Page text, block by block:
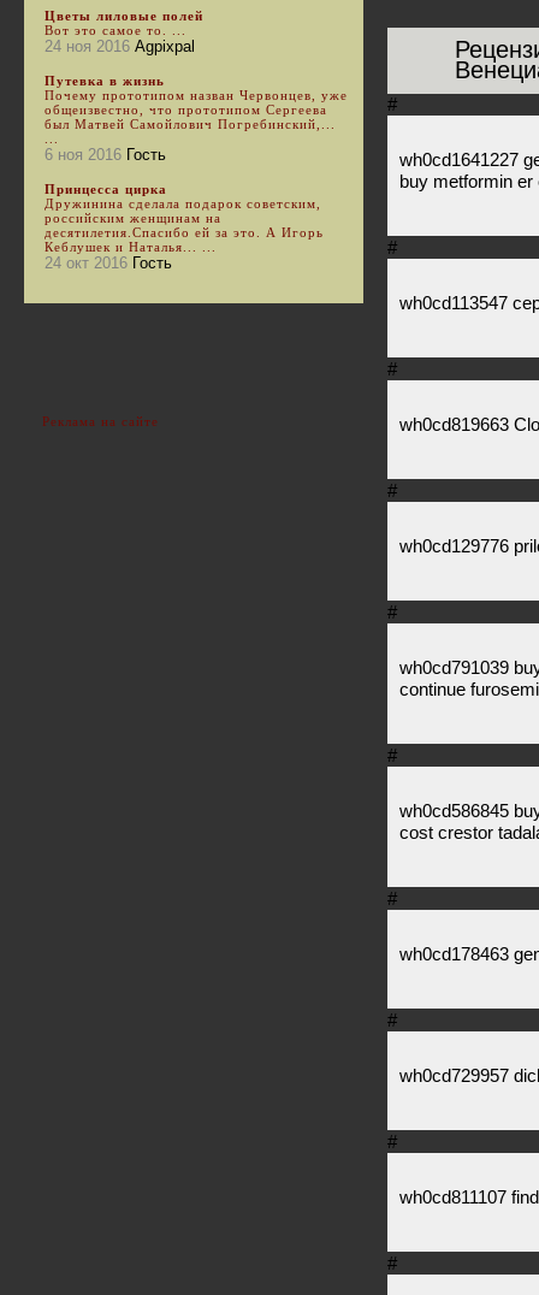
#
wh0cd1641227
buy metformin er
#
wh0cd113547
#
wh0cd819663
#
wh0cd129776
#
wh0cd791039
continue
#
wh0cd586845
cost crestor
#
wh0cd178463
#
wh0cd729957
#
wh0cd811107
#
Цветы лиловые полей
Вот это самое то. ...
24 ноя 2016 Agpixpal
Путевка в жизнь
Почему прототипом назван Червонцев, уже
общеизвестно, что прототипом Сергеева
был Матвей Самойлович Погребинский,...
6 ноя 2016 Гость
Принцесса цирка
Дружинина сделала подарок советским,
российским женщинам на
десятилетия.Спасибо ей за это. А Игорь
Кеблушек и Наталья... ...
24 окт 2016 Гость
Реклама на сайте